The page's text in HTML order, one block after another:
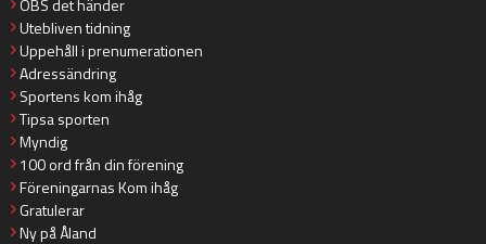
Utebliven tidning
Uppehåll i prenumerationen
Adressändring
Sportens kom ihåg
Tipsa sporten
Myndig
100 ord från din förening
Föreningarnas Kom ihåg
Gratulerar
Ny på Åland